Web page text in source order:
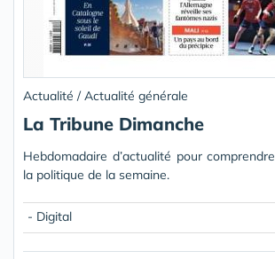
Actualité / Actualité générale
La Tribune Dimanche
Hebdomadaire d’actualité pour
la politique de la semaine.
- Digital